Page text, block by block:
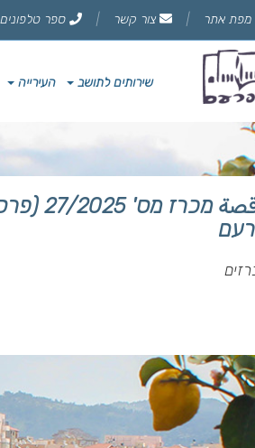
מפת אתר צור קשר ספר טלפונים
שירותים לתושב העירייה